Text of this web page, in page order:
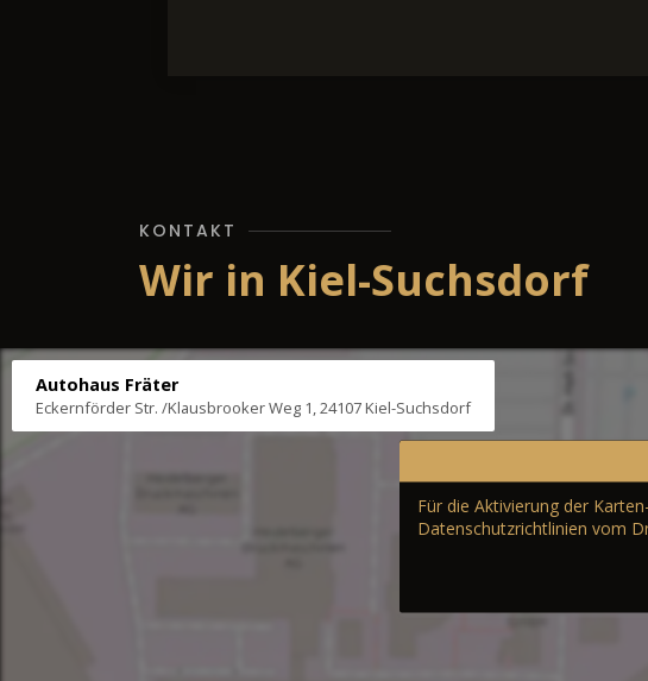
KONTAKT
Wir in Kiel-Suchsdorf
Autohaus Fräter
Eckernförder Str. /Klausbrooker Weg 1, 24107 Kiel-Suchsdorf
Für die Aktivierung der
Datenschutzrichtlinien vom